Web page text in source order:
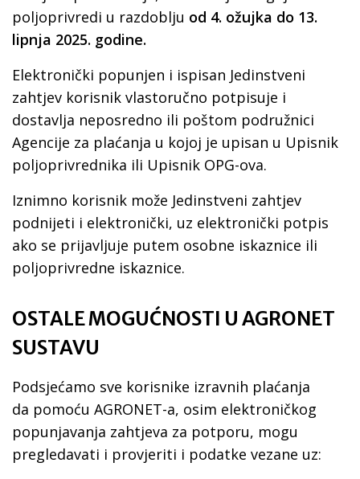
poljoprivredi u razdoblju od 4. ožujka do 13.
lipnja 2025. godine.
Elektronički popunjen i ispisan Jedinstveni
zahtjev korisnik vlastoručno potpisuje i
dostavlja neposredno ili poštom podružnici
Agencije za plaćanja u kojoj je upisan u Upisnik
poljoprivrednika ili Upisnik OPG-ova.
Iznimno korisnik može Jedinstveni zahtjev
podnijeti i elektronički, uz elektronički potpis
ako se prijavljuje putem osobne iskaznice ili
poljoprivredne iskaznice.
OSTALE MOGUĆNOSTI U AGRONET
SUSTAVU
Podsjećamo sve korisnike izravnih plaćanja
da pomoću AGRONET-a, osim elektroničkog
popunjavanja zahtjeva za potporu, mogu
pregledavati i provjeriti i podatke vezane uz: